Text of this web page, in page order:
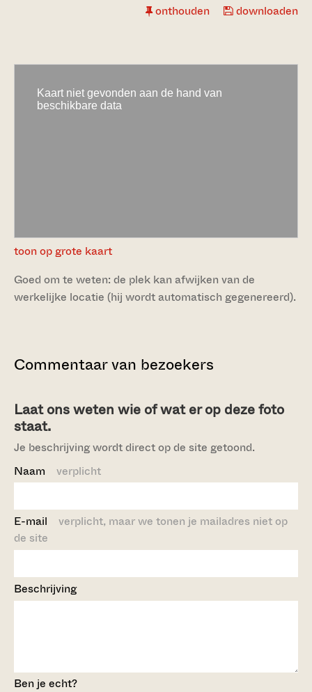
onthouden downloaden
toon op grote kaart
Goed om te weten: de plek kan afwijken van de
werkelijke locatie (hij wordt automatisch gegenereerd).
Commentaar van bezoekers
Laat ons weten wie of wat er op deze foto
staat.
Je beschrijving wordt direct op de site getoond.
Naam verplicht
E-mail verplicht, maar we tonen je mailadres niet op
de site
Beschrijving
Ben je echt?